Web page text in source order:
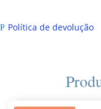
P Política de devolução